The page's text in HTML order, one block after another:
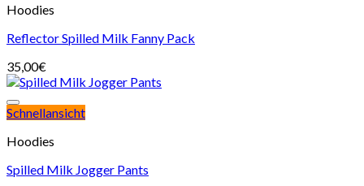
Hoodies
Reflector Spilled Milk Fanny Pack
35,00€
Schnellansicht
Hoodies
Spilled Milk Jogger Pants